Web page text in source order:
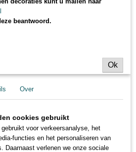
Naarden
ballonnen
bezorgen we zelf, onze gunstige
u hier .
beantwoord.
Ok
Over
cookies gebruikt
voor verkeersanalyse, het
functies en het personaliseren van
Daarnaast verlenen we onze sociale